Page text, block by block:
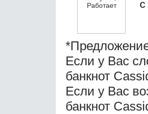
С
Если у Вас
банкнот
Если у Вас
банкнот